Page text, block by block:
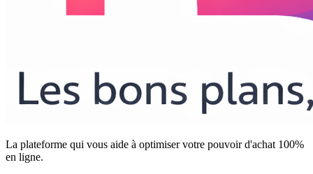
La plateforme qui vous aide à optimiser votre pouvoir d'achat 100%
en ligne.